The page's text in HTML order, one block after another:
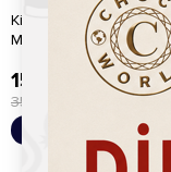
Kitchpro Bubble Waffle
Makinesi
15,920.00TL
35,000.00